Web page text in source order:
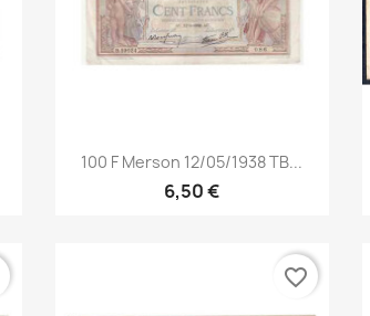
Aperçu rapide
100 F Merson 12/05/1938 TB...
6,50 €
favorite_border